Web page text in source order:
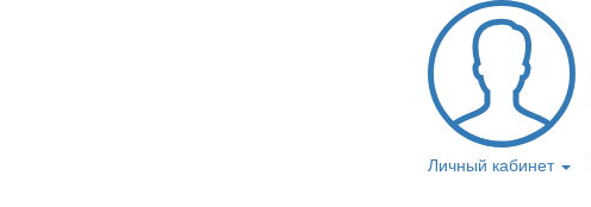
Личный кабинет